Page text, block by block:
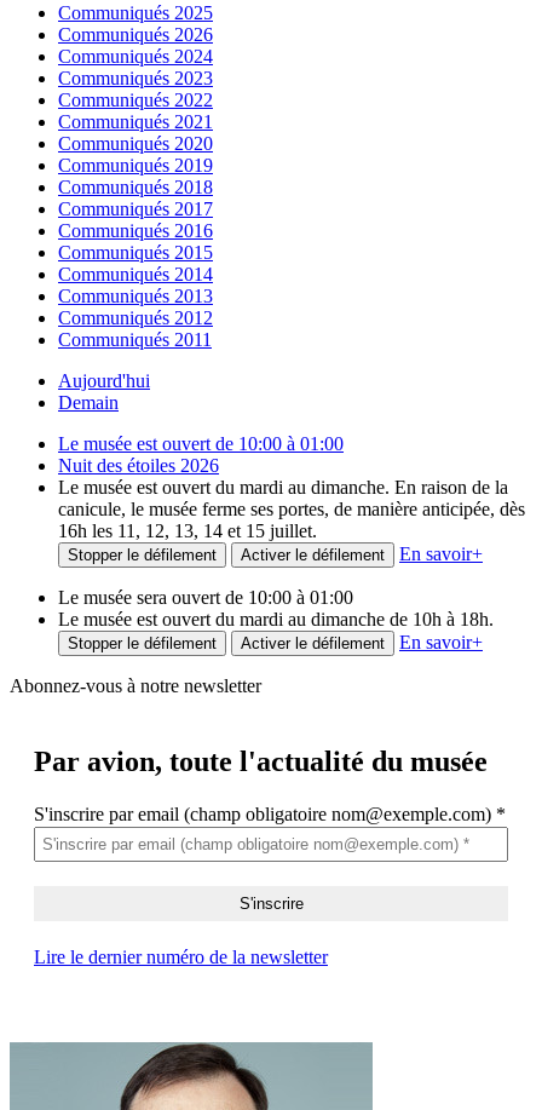
Communiqués 2025
Communiqués 2026
Communiqués 2024
Communiqués 2023
Communiqués 2022
Communiqués 2021
Communiqués 2020
Communiqués 2019
Communiqués 2018
Communiqués 2017
Communiqués 2016
Communiqués 2015
Communiqués 2014
Communiqués 2013
Communiqués 2012
Communiqués 2011
Aujourd'hui
Demain
Le musée est ouvert de 10:00 à 01:00
Nuit des étoiles 2026
Le musée est ouvert du mardi au dimanche. En raison de la
canicule, le musée ferme ses portes, de manière anticipée, dès
16h les 11, 12, 13, 14 et 15 juillet.
Stopper le défilement Activer le défilement En savoir+
Le musée sera ouvert de 10:00 à 01:00
Le musée est ouvert du mardi au dimanche de 10h à 18h.
Stopper le défilement Activer le défilement En savoir+
Abonnez-vous à notre newsletter
Par avion, toute l'actualité du musée
S'inscrire par email (champ obligatoire nom@exemple.com) *
Lire le dernier numéro de la newsletter